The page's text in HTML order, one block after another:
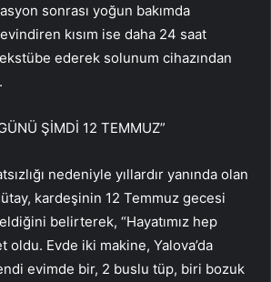
sonrası yoğun bakımda
kısım ise daha 24 saat
ederek solunum cihazından
ŞİMDİ 12 TEMMUZ”
nedeniyle yıllardır yanında olan
kardeşinin 12 Temmuz gecesi
belirterek, “Hayatımız hep
oldu. Evde iki makine, Yalova’da
evimde bir, 2 buslu tüp, biri bozuk